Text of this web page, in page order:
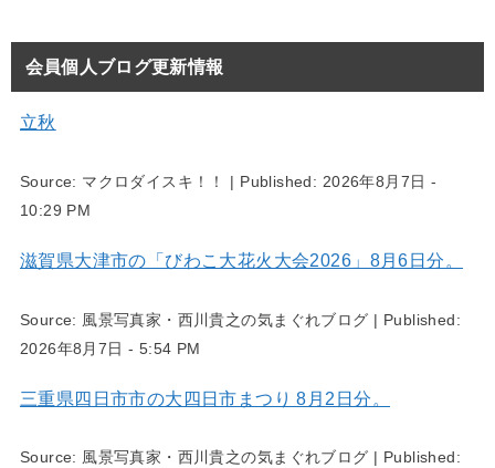
会員個人ブログ更新情報
立秋
Source: マクロダイスキ！！ | Published: 2026年8月7日 -
10:29 PM
滋賀県大津市の「びわこ大花火大会2026」8月6日分。
Source: 風景写真家・西川貴之の気まぐれブログ | Published:
2026年8月7日 - 5:54 PM
三重県四日市市の大四日市まつり 8月2日分。
Source: 風景写真家・西川貴之の気まぐれブログ | Published: